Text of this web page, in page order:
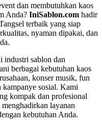
dan membutuhkan kaos
Anda? IniSablon.com hadir
terbaik yang siap
nyaman dipakai, dan
industri sablon dan
berbagai kebutuhan kaos
konser musik, fun
sosial. Kami
kompak dan profesional
layanan
kebutuhan Anda.